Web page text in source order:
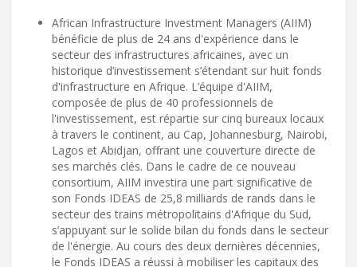
African Infrastructure Investment Managers (AIIM)
bénéficie de plus de 24 ans d'expérience dans le
secteur des infrastructures africaines, avec un
historique d’investissement s’étendant sur huit fonds
d'infrastructure en Afrique. L’équipe d'AIIM,
composée de plus de 40 professionnels de
l'investissement, est répartie sur cinq bureaux locaux
à travers le continent, au Cap, Johannesburg, Nairobi,
Lagos et Abidjan, offrant une couverture directe de
ses marchés clés. Dans le cadre de ce nouveau
consortium, AIIM investira une part significative de
son Fonds IDEAS de 25,8 milliards de rands dans le
secteur des trains métropolitains d'Afrique du Sud,
s’appuyant sur le solide bilan du fonds dans le secteur
de l'énergie. Au cours des deux dernières décennies,
le Fonds IDEAS a réussi à mobiliser les capitaux des